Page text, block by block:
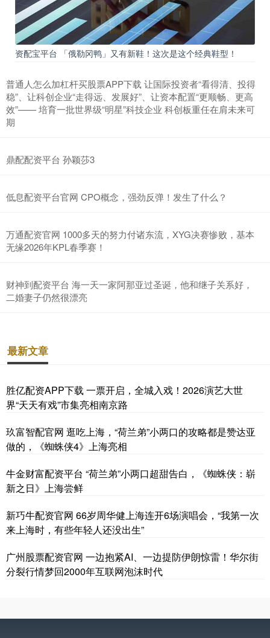
资配宝平台 「俄勒冈鸭」又有新鞋！这次是这个经典鞋型！
普通人怎么加杠杆买股票APP下载 让国际投资者“看得清、投得
稳”、让科创企业“走得远、发展好”、让资本配置“更顺畅、更高
效”—— 培育一批世界级“明星”科技企业 科创板重任在肩未来可
期
鼎配配资平台 孙颖莎3
低息配资平台官网 CPO概念，强劲反弹！发生了什么？
万通配资官网 1000多天的努力付诸东流，XYG决赛惨败，基本
无缘2026年KPL春季赛！
财神到配资平台 海一天一家阿那亚过圣诞，他和继子关系好，
二婚妻子仍然很漂亮
最新文章
胜亿配资APP下载 一票开启，全城入戏！2026演艺大世
界“天天有戏”市集亮相南京路
玖富智配官网 逛吃上海，“荷兰弟”小两口的攻略都是赞达亚
做的，《蜘蛛侠4》上海亮相
牛金财富配资平台 “荷兰弟”小两口超甜告白，《蜘蛛侠：崭
新之日》上海尝鲜
新巧牛配资官网 66岁周华健上海连开6场演唱会，“我第一次
来上海时，有些年轻人还没出生”
广州股票配资官网 一边抱紧AI、一边提防伊朗惊雷！华尔街
分裂行情梦回2000年互联网泡沫时代